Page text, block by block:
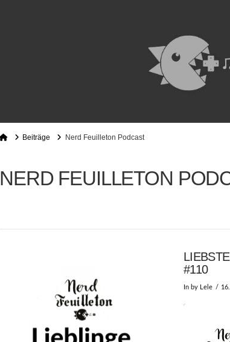
HomeBeiträge Nerd Feuilleton Podcast
NERD FEUILLETON
#110
In by Lele